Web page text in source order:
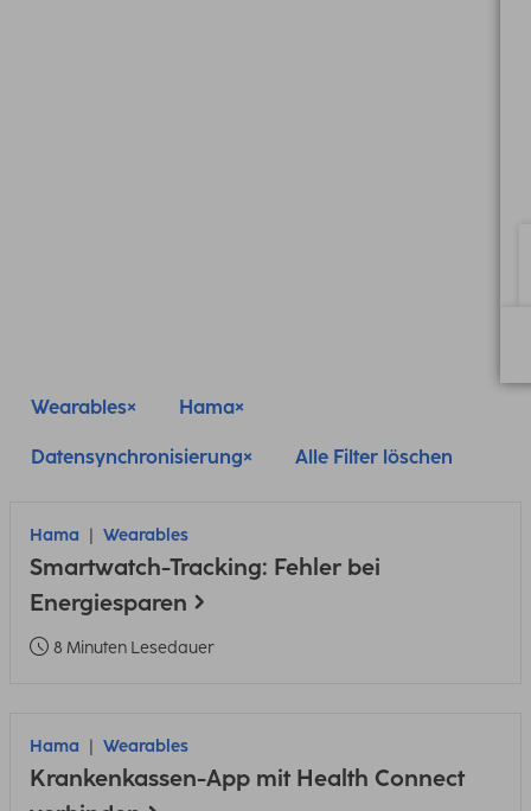
Wearables Hama
Datensynchronisierung Alle Filter löschen
Hama Wearables
Smartwatch-Tracking: Fehler bei
Energiesparen
8 Minuten Lesedauer
Hama Wearables
Krankenkassen-App mit Health Connect